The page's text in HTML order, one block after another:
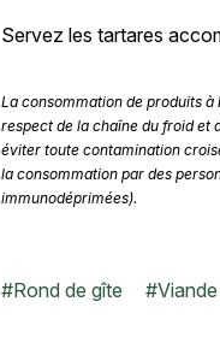
Servez les tartares
La consommation de produits à
respect de la chaîne du froid et
éviter toute contamination
la consommation par des
immunodéprimées).
#Rond de gîte #